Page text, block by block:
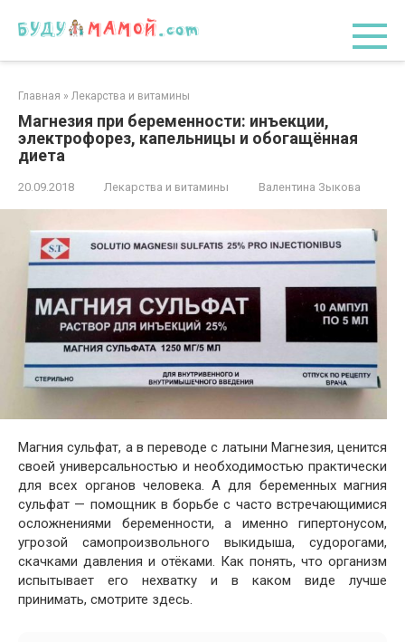
Главная » Лекарства и витамины
Магнезия при беременности: инъекции,
электрофорез, капельницы и обогащённая
диета
20.09.2018 Лекарства и витамины Валентина Зыкова
Магния сульфат, а в переводе с латыни Магнезия, ценится
своей универсальностью и необходимостью практически
для всех органов человека. А для беременных магния
сульфат — помощник в борьбе с часто встречающимися
осложнениями беременности, а именно гипертонусом,
угрозой самопроизвольного выкидыша, судорогами,
скачками давления и отёками. Как понять, что организм
испытывает его нехватку и в каком виде лучше
принимать, смотрите здесь.